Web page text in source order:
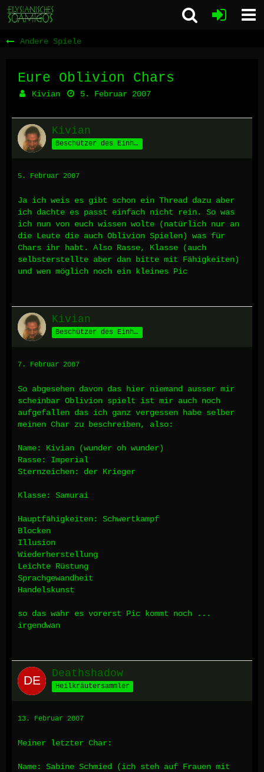
Andere Spiele
Eure Oblivion Chars
Kivian 5. Februar 2007
Kivian
Beschützer des Einhorns
5. Februar 2007
Ja ich weis es gibt schon ein Thread dazu aber
ich dachte es passt einfach nicht rein. So was
ich nun von euch wissen wolte (natürlich nur an
die Leute die auch Oblivion Spielen) was für
Chars ihr habt. Also Rasse, Klasse (auch
selbsterstellte aber dan bitte mit Fähigkeiten)
und wen möglich noch ein kleines Pic
Kivian
Beschützer des Einhorns
7. Februar 2007
So abgesehen davon das hier niemand ausser mir
scheinbar Oblivion spielt ist mir auch noch
aufgefallen das ich ganz vergessen habe selber
meinen Char zu beschreiben, also:
Name: Kivian (wunder oh wunder)
Rasse: Imperial
Sternzeichen: der Krieger
Klasse: Samurai
Hauptfähigkeiten: Schwertkampf
Blocken
Illusion
Wiederherstellung
Leichte Rüstung
Sprachgewandheit
Handelskunst
so das wahr es vorerst Pic kommt noch ...
irgendwan
Deathshadow
Heilkräutersammler
13. Februar 2007
Meiner letzter Char:
Name: Sabine Schmied (ich steh auf Frauen mit